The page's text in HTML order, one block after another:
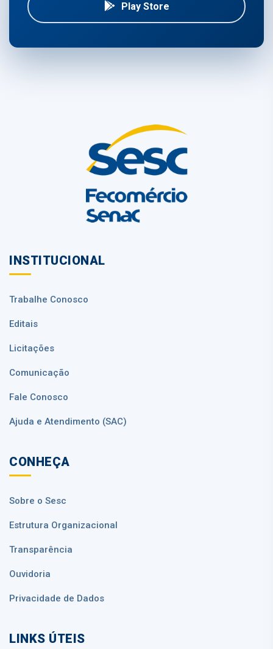
Play Store
INSTITUCIONAL
Trabalhe Conosco
Editais
Licitações
Comunicação
Fale Conosco
Ajuda e Atendimento (SAC)
CONHEÇA
Sobre o Sesc
Estrutura Organizacional
Transparência
Ouvidoria
Privacidade de Dados
LINKS ÚTEIS